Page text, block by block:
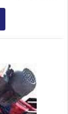
DO
essenciais
feitos de
outros. Por
de qualidade
DPS é
de soldagem